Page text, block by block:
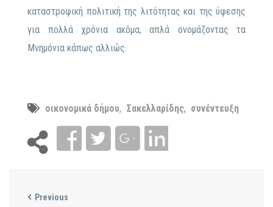
καταστροφική πολιτική της λιτότητας και της ύφεσης
για πολλά χρόνια ακόμα, απλά ονομάζοντας τα
Μνημόνια κάπως αλλιώς.
οικονομικά δήμου, Σακελλαρίδης, συνέντευξη
Previous